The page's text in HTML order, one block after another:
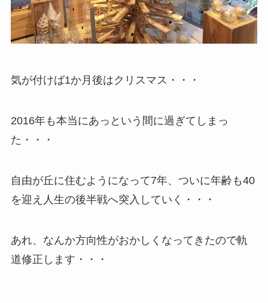
気が付けば1か月後はクリスマス・・・
2016年も本当にあっという間に過ぎてしまっ
た・・・
自由が丘に住むようになって7年、ついに年齢も40
を迎え人生の後半戦へ突入していく・・・
あれ、なんか方向性がおかしくなってきたので軌
道修正します・・・